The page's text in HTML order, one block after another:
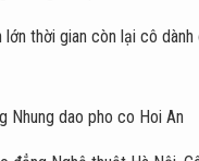
thời gian còn lại cô